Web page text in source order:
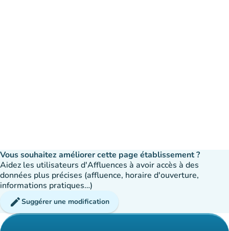
Vous souhaitez améliorer cette page établissement ?
Aidez les utilisateurs d'Affluences à avoir accès à des
données plus précises (affluence, horaire d'ouverture,
informations pratiques…)
editSuggérer une modification